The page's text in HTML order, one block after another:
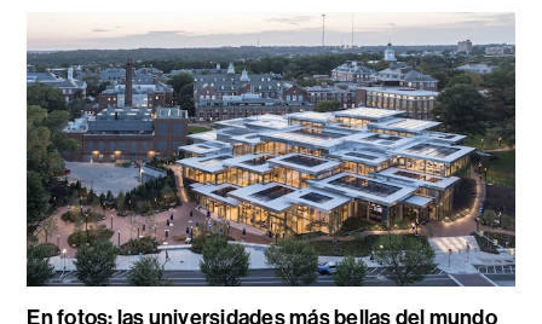
En fotos: las universidades más bellas del mundo